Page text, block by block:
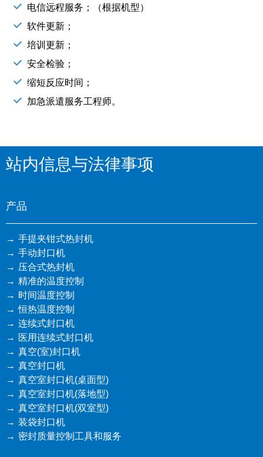
电信远程服务；（根据机型）
软件更新；
培训更新；
安全检验；
缩短反应时间；
加急派遣服务工程师。
站内信息与法律事项
产品
手提夹钳式热封机
手动封口机
压合式热封机
精准的温度控制
时间温度控制
恒热温度控制
连续式封口机
医用连续式封口机
真空(室)封口机
真空封口机
真空室封口机(桌面型)
真空室封口机(落地型)
真空室封口机(双室型)
装袋封口机
密封质量控制工具和服务